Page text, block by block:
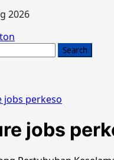
2026
jobs perkeso
jobs